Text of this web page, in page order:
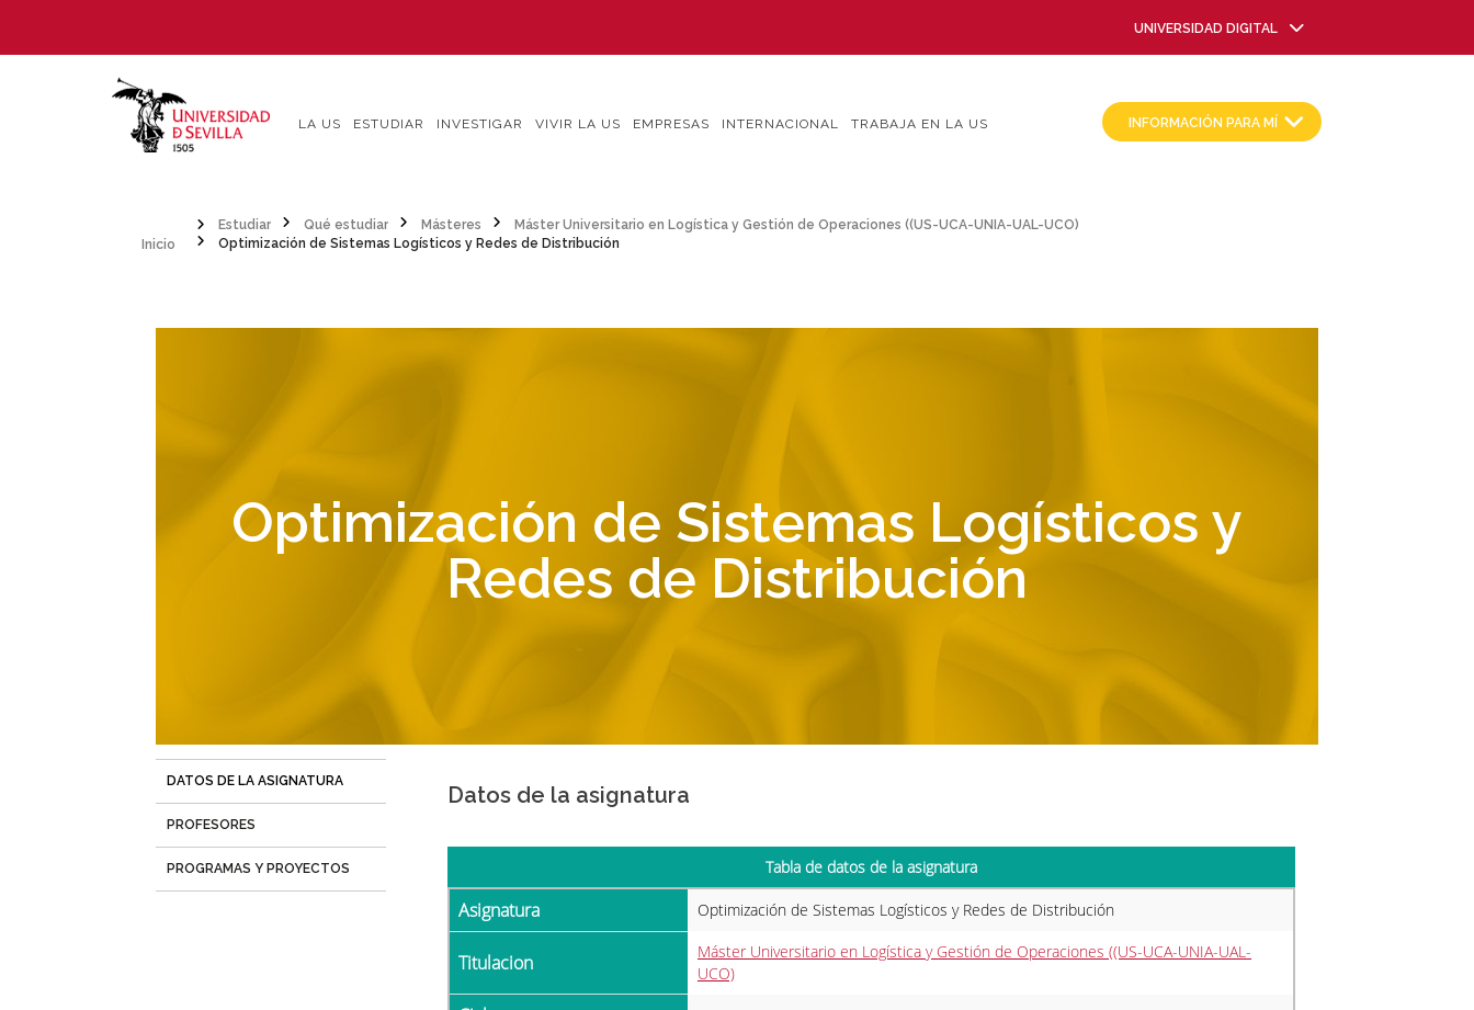
contenido
UNIVERSIDAD DIGITAL
LA US ESTUDIAR INVESTIGAR VIVIR LA US EMPRESAS INTERNACIONAL TRABAJA EN LA US INFORMACIÓN PARA MÍ
Sobrescribir
de
navegación
Estudiar Qué estudiar Másteres
Máster Universitario en Logística y Gestión de Operaciones ((US-UCA-UNIA-UAL-UCO)
Optimización de Sistemas Logísticos y Redes de Distribución
Optimización de Sistemas Logísticos y
Redes de Distribución
DATOS DE LA ASIGNATURA
activa)
PROFESORES
PROGRAMAS Y PROYECTOS
Datos de la asignatura
Tabla de datos de la asignatura
Asignatura Optimización de Sistemas Logísticos y Redes de Distribución
Titulacion
Máster Universitario en Logística y Gestión de Operaciones ((US-UCA-UNIA-UAL-
UCO)